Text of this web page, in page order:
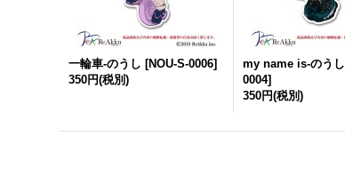
一輪車-のうし [NOU-S-0006]
350円(税別)
my name is-のうし
0004]
350円(税別)